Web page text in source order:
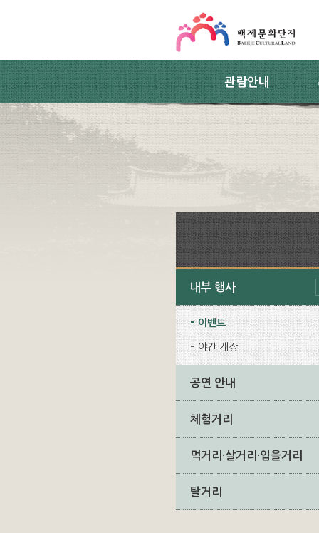
관람안내
내부 행사
이벤트
야간 개장
공연 안내
체험거리
먹거리·살거리·입을거리
탈거리